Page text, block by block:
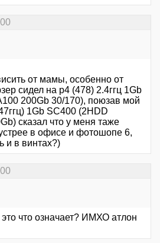
от мамы, особенно от
сидел на p4 (478) 2.4ггц 1Gb
200Gb 30/170), поюзав мой
1Gb SC400 (2HDD
сказал что у меня таже
в офисе и фотошопе 6,
и в винтах?)
что означает? ИМХО атлон